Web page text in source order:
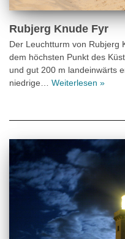
Rubjerg Knude Fyr
Der Leuchtturm von Rubjerg
dem höchsten Punkt des
und gut 200 m landeinwärts
niedrige… Weiterlesen »